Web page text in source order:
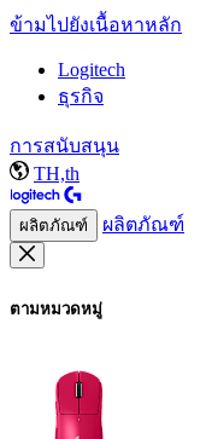
ข้ามไปยังเนื้อหาหลัก
Logitech
ธุรกิจ
การสนับสนุน
TH,th
ผลิตภัณฑ์ ผลิตภัณฑ์
ตามหมวดหมู่